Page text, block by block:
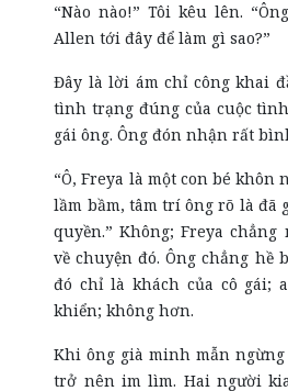
“Nào nào!” Tôi kêu lên.
Allen tới đây để làm gì sao?”
Đây là lời ám chỉ công khai
tình trạng đúng của cuộc
gái ông. Ông đón nhận rất
“Ô, Freya là một con bé khôn
lầm bầm, tâm trí ông rõ là đã
quyền.” Không; Freya chẳng
về chuyện đó. Ông chẳng hề
đó chỉ là khách của cô gái;
khiển; không hơn.
Khi ông già minh mẫn
trở nên im lìm. Hai người